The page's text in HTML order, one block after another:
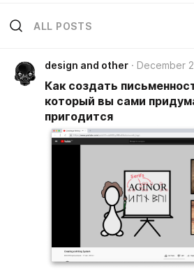
ALL POSTS
design and other December
Как создать
который вы сами
пригодится